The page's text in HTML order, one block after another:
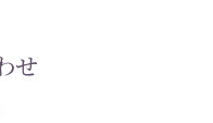
せ